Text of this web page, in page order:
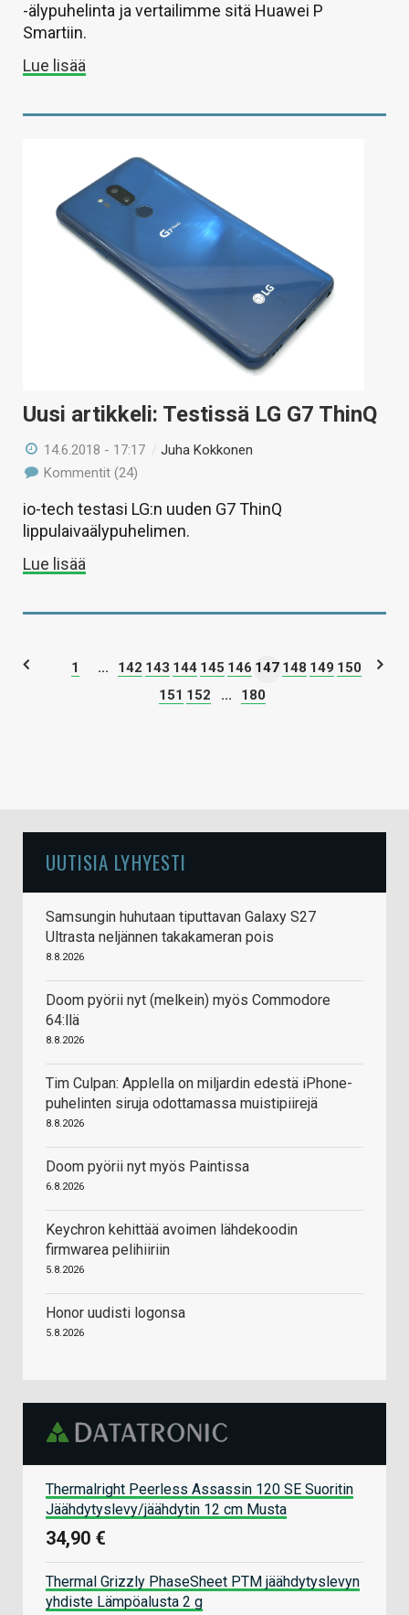
-älypuhelinta ja vertailimme sitä Huawei P
Smartiin.
Lue lisää
Uusi artikkeli: Testissä LG G7 ThinQ
14.6.2018 - 17:17 /Juha Kokkonen
Kommentit (24)
io-tech testasi LG:n uuden G7 ThinQ
lippulaivaälypuhelimen.
Lue lisää
1 ... 142 143 144 145 146 147 148 149 150
151 152 ... 180
UUTISIA LYHYESTI
Samsungin huhutaan tiputtavan Galaxy S27
Ultrasta neljännen takakameran pois
8.8.2026
Doom pyörii nyt (melkein) myös Commodore
64:llä
8.8.2026
Tim Culpan: Applella on miljardin edestä iPhone-
puhelinten siruja odottamassa muistipiirejä
8.8.2026
Doom pyörii nyt myös Paintissa
6.8.2026
Keychron kehittää avoimen lähdekoodin
firmwarea pelihiiriin
5.8.2026
Honor uudisti logonsa
5.8.2026
Thermalright Peerless Assassin 120 SE Suoritin
Jäähdytyslevy/jäähdytin 12 cm Musta
34,90 €
Thermal Grizzly PhaseSheet PTM jäähdytyslevyn
yhdiste Lämpöalusta 2 g